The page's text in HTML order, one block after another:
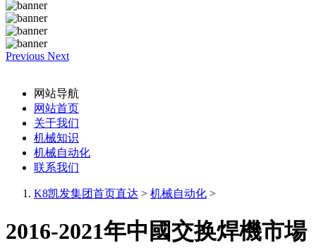
Previous Next
网站导航
网站首页
关于我们
机械知识
机械自动化
联系我们
K8凯发集团首页直达 > 机械自动化 >
2016-2021年中國交换焊機市場